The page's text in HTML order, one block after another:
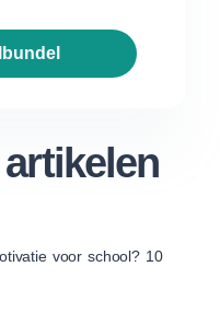
voor school? 10